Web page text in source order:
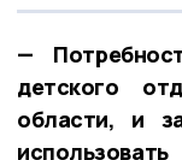
—
детского
области, и